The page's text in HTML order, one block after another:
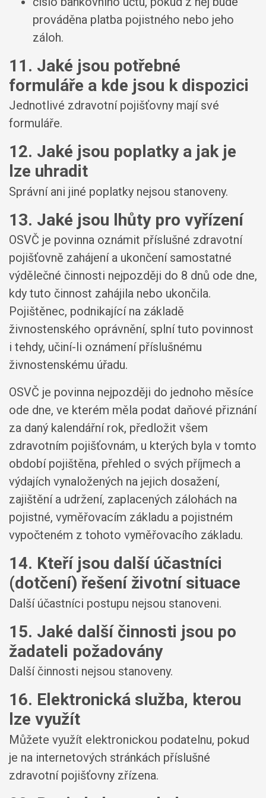
prováděna platba pojistného nebo jeho
záloh.
11. Jaké jsou potřebné
formuláře a kde jsou k dispozici
Jednotlivé zdravotní pojišťovny mají své
formuláře.
12. Jaké jsou poplatky a jak je
lze uhradit
Správní ani jiné poplatky nejsou stanoveny.
13. Jaké jsou lhůty pro vyřízení
OSVČ je povinna oznámit příslušné zdravotní
pojišťovně zahájení a ukončení samostatné
výdělečné činnosti nejpozději do 8 dnů ode dne,
kdy tuto činnost zahájila nebo ukončila.
Pojištěnec, podnikající na základě
živnostenského oprávnění, splní tuto povinnost
i tehdy, učiní-li oznámení příslušnému
živnostenskému úřadu.
OSVČ je povinna nejpozději do jednoho měsíce
ode dne, ve kterém měla podat daňové přiznání
za daný kalendářní rok, předložit všem
zdravotním pojišťovnám, u kterých byla v tomto
období pojištěna, přehled o svých příjmech a
výdajích vynaložených na jejich dosažení,
zajištění a udržení, zaplacených zálohách na
pojistné, vyměřovacím základu a pojistném
vypočteném z tohoto vyměřovacího základu.
14. Kteří jsou další účastníci
(dotčení) řešení životní situace
Další účastníci postupu nejsou stanoveni.
15. Jaké další činnosti jsou po
žadateli požadovány
Další činnosti nejsou stanoveny.
16. Elektronická služba, kterou
lze využít
Můžete využít elektronickou podatelnu, pokud
je na internetových stránkách příslušné
zdravotní pojišťovny zřízena.